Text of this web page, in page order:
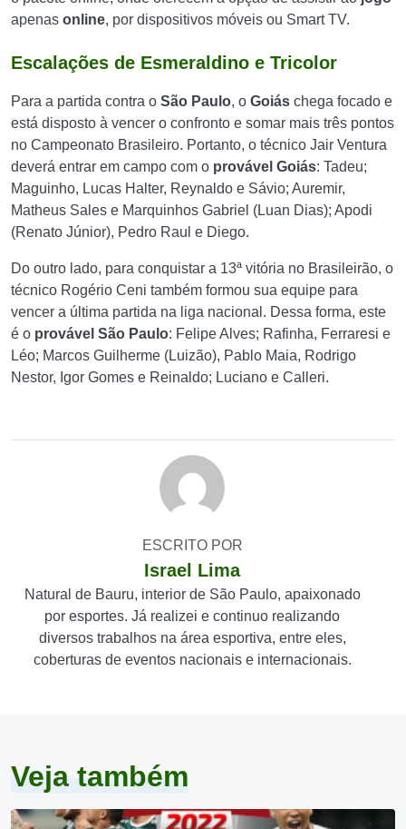
apenas online, por dispositivos móveis ou Smart TV.
Escalações de Esmeraldino e Tricolor
Para a partida contra o São Paulo, o Goiás chega focado e
está disposto à vencer o confronto e somar mais três pontos
no Campeonato Brasileiro. Portanto, o técnico Jair Ventura
deverá entrar em campo com o provável Goiás: Tadeu;
Maguinho, Lucas Halter, Reynaldo e Sávio; Auremir,
Matheus Sales e Marquinhos Gabriel (Luan Dias); Apodi
(Renato Júnior), Pedro Raul e Diego.
Do outro lado, para conquistar a 13ª vitória no Brasileirão, o
técnico Rogério Ceni também formou sua equipe para
vencer a última partida na liga nacional. Dessa forma, este
é o provável São Paulo: Felipe Alves; Rafinha, Ferraresi e
Léo; Marcos Guilherme (Luizão), Pablo Maia, Rodrigo
Nestor, Igor Gomes e Reinaldo; Luciano e Calleri.
ESCRITO POR
Israel Lima
Natural de Bauru, interior de São Paulo, apaixonado
por esportes. Já realizei e continuo realizando
diversos trabalhos na área esportiva, entre eles,
coberturas de eventos nacionais e internacionais.
Veja também